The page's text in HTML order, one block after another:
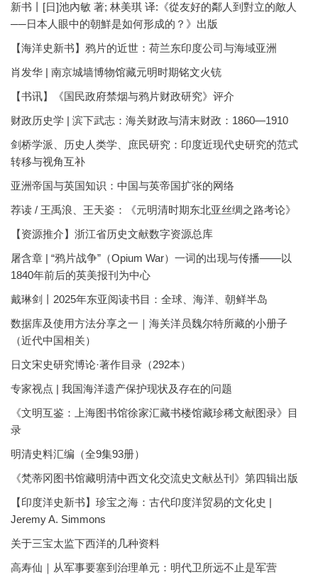
新书丨[日]池內敏 著; 林美琪 译:《從友好的鄰人到對立的敵人
──日本人眼中的朝鮮是如何形成的？》出版
【海洋史新书】鸦片的近世：荷兰东印度公司与海域亚洲
肖发华 | 南京城墙博物馆藏元明时期铭文火铳
【书讯】《国民政府禁烟与鸦片财政研究》评介
财政历史学 | 滨下武志：海关财政与清末财政：1860—1910
剑桥学派、历史人类学、庶民研究：印度近现代史研究的范式
转移与视角互补
亚洲帝国与英国知识：中国与英帝国扩张的网络
荐读 / 王禹浪、王天姿：《元明清时期东北亚丝绸之路考论》
【资源推介】浙江省历史文献数字资源总库
屠含章 | “鸦片战争”（Opium War）一词的出现与传播——以
1840年前后的英美报刊为中心
戴琳剑丨2025年东亚阅读书目：全球、海洋、朝鲜半岛
数据库及使用方法分享之一｜海关洋员魏尔特所藏的小册子
（近代中国相关）
日文宋史研究博论·著作目录（292本）
专家视点 | 我国海洋遗产保护现状及存在的问题
《文明互鉴：上海图书馆徐家汇藏书楼馆藏珍稀文献图录》目
录
明清史料汇编（全9集93册）
《梵蒂冈图书馆藏明清中西文化交流史文献丛刊》第四辑出版
【印度洋史新书】珍宝之海：古代印度洋贸易的文化史 |
Jeremy A. Simmons
关于三宝太监下西洋的几种资料
高寿仙｜从军事要塞到治理单元：明代卫所远不止是军营